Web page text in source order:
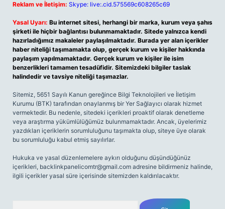
Reklam ve İletişim: Skype: live:.cid.575569c608265c69
Yasal Uyarı: Bu internet sitesi, herhangi bir marka, kurum veya şahıs
şirketi ile hiçbir bağlantısı bulunmamaktadır. Sitede yalnızca kendi
hazırladığımız makaleler paylaşılmaktadır. Burada yer alan içerikler
haber niteliği taşımamakta olup, gerçek kurum ve kişiler hakkında
paylaşım yapılmamaktadır. Gerçek kurum ve kişiler ile isim
benzerlikleri tamamen tesadüfidir. Sitemizdeki bilgiler taslak
halindedir ve tavsiye niteliği taşımazlar.
Sitemiz, 5651 Sayılı Kanun gereğince Bilgi Teknolojileri ve İletişim
Kurumu (BTK) tarafından onaylanmış bir Yer Sağlayıcı olarak hizmet
vermektedir. Bu nedenle, sitedeki içerikleri proaktif olarak denetleme
veya araştırma yükümlülüğümüz bulunmamaktadır. Ancak, üyelerimiz
yazdıkları içeriklerin sorumluluğunu taşımakta olup, siteye üye olarak
bu sorumluluğu kabul etmiş sayılırlar.
Hukuka ve yasal düzenlemelere aykırı olduğunu düşündüğünüz
içerikleri, backlinkpanelicomtr@gmail.com adresine bildirmeniz halinde,
ilgili içerikler yasal süre içerisinde sitemizden kaldırılacaktır.